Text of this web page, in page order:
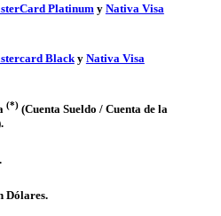
Platinum y Nativa Visa
Blacky Nativa Visa
(*)(Cuenta Sueldo / Cuenta de la
.
Dólares.